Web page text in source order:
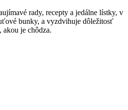
rady, recepty a jedálne lístky, v
bunky, a vyzdvihuje dôležitosť
akou je chôdza.